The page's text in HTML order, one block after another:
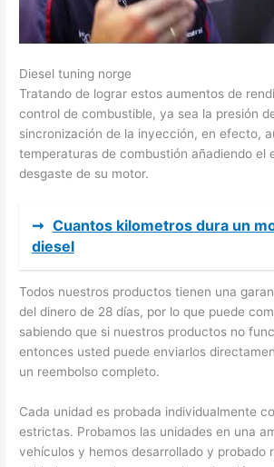
Diesel tuning norge
Tratando de lograr estos aumentos de
control de combustible, ya sea la presión
sincronización de la inyección, en efecto,
temperaturas de combustión añadiendo el
desgaste de su motor.
➞ Cuantos kilometros dura un
diesel
Todos nuestros productos tienen una
del dinero de 28 días, por lo que puede
sabiendo que si nuestros productos no
entonces usted puede enviarlos
un reembolso completo.
Cada unidad es probada individualmente
estrictas. Probamos las unidades en una
vehículos y hemos desarrollado y probado